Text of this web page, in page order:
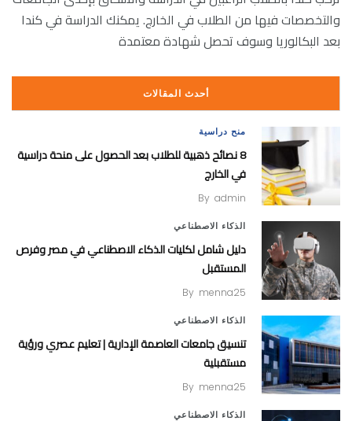
والتخصصات فيها من الطلاب في الخارج. يمكنك الدراسة في كندا
بعد البكالوريا وسوف تحصل شهادة معتمدة
أحدث المقالات
منح دراسية
8 نصائح ذهبية للطلاب بعد الحصول على منحة دراسية
في الخارج
By admin
الذكاء الاصطناعي
دليل شامل لكليات الذكاء الاصطناعي في مصر وفرص
المستقبل
By menna25
الذكاء الاصطناعي
تنسيق جامعات العاصمة الإدارية | تعليم عصري ورؤية
مستقبلية
By menna25
الذكاء الاصطناعي